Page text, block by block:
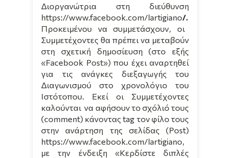
Διοργανώτρια στη διεύθυνση
https://www.facebook.com/lartigiano/.
Προκειμένου να συμμετάσχουν, οι
Συμμετέχοντες θα πρέπει να μεταβούν
στη σχετική δημοσίευση (στο εξής
«Facebook Post») που έχει αναρτηθεί
για τις ανάγκες διεξαγωγής του
Διαγωνισμού στο χρονολόγιο του
Ιστότοπου. Εκεί οι Συμμετέχοντες
καλούνται να αφήσουν το σχόλιό τους
(comment) κάνονταςtag τον φίλο τους
στην ανάρτηση της σελίδας (Post)
https://www.facebook.com/lartigiano,
με την ένδειξη «Κερδίστε διπλές